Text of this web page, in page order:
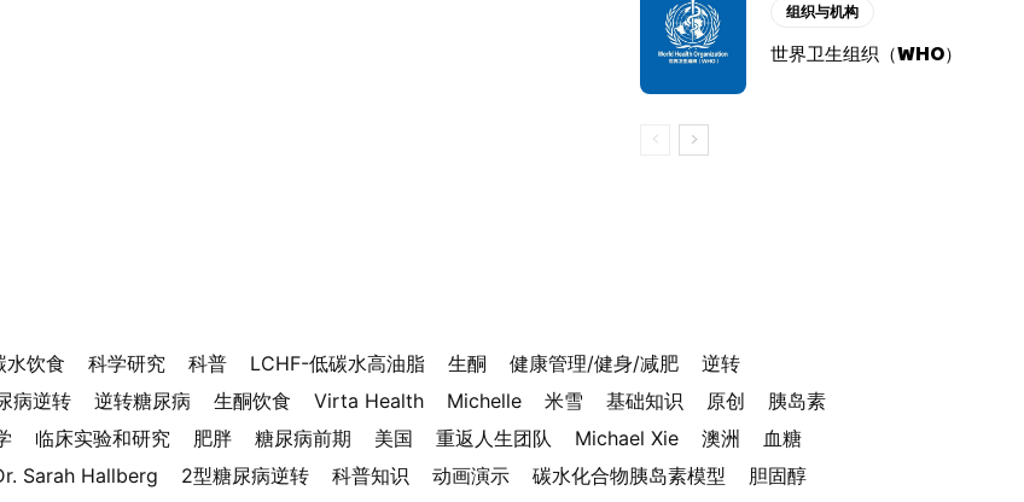
组织与机构
世界卫生组织（WHO）
水饮食 科学研究 科普 LCHF-低碳水高油脂 生酮 健康管理/健身/减肥
逆转
病逆转 逆转糖尿病 生酮饮食 Virta Health Michelle 米雪 基础知识 原创
胰岛素
临床实验和研究 肥胖 糖尿病前期 美国 重返人生团队 Michael Xie 澳洲
血糖
Sarah Hallberg 2型糖尿病逆转 科普知识 动画演示 碳水化合物胰岛素模型
胆固醇